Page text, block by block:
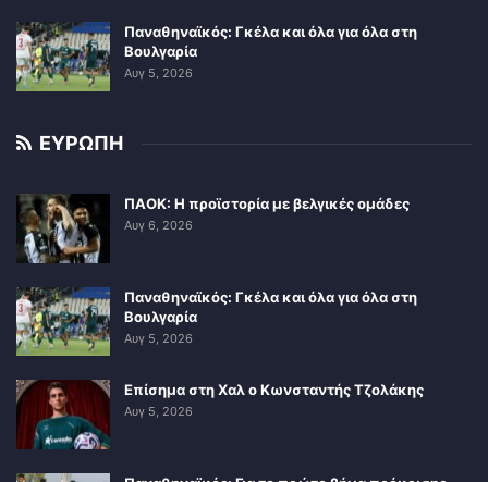
Παναθηναϊκός: Γκέλα και όλα για όλα στη
Βουλγαρία
Αυγ 5, 2026
ΕΥΡΩΠΗ
ΠΑΟΚ: Η προϊστορία με βελγικές ομάδες
Αυγ 6, 2026
Παναθηναϊκός: Γκέλα και όλα για όλα στη
Βουλγαρία
Αυγ 5, 2026
Επίσημα στη Χαλ ο Κωνσταντής Τζολάκης
Αυγ 5, 2026